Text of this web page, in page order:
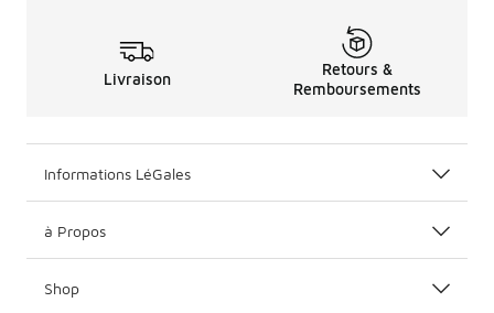
Livraison
Retours &
Remboursements
Informations LéGales
à Propos
Shop